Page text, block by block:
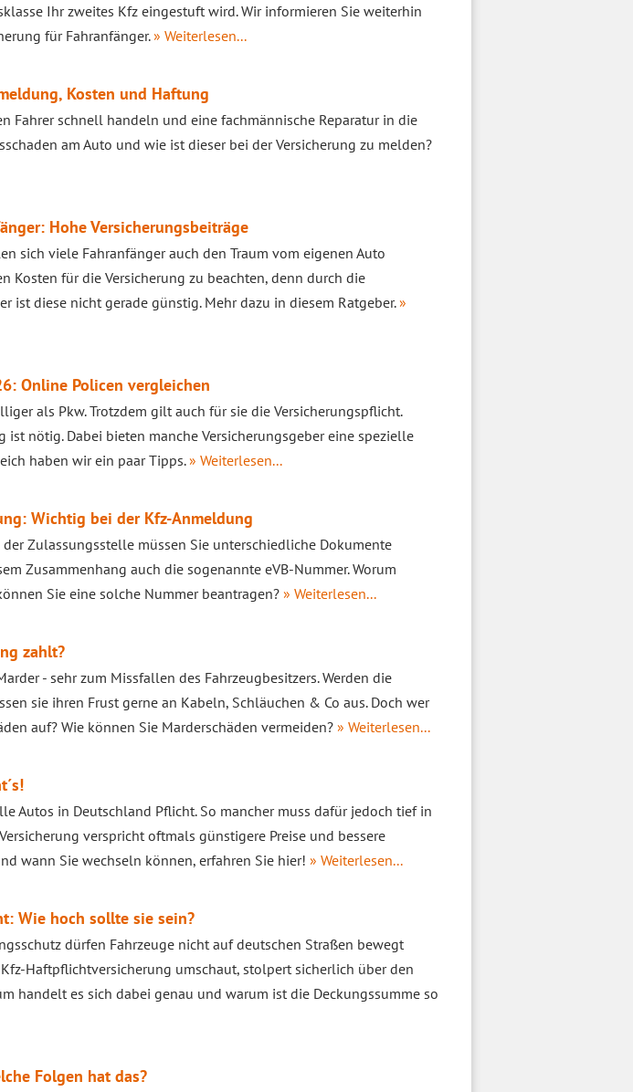
Ihr zweites Kfz eingestuft wird. Wir informieren Sie weiterhin
für Fahranfänger.» Weiterlesen...
Kosten und Haftung
Fahrer schnell handeln und eine fachmännische Reparatur in die
am Auto und wie ist dieser bei der Versicherung zu melden?
Hohe Versicherungsbeiträge
sich viele Fahranfänger auch den Traum vom eigenen Auto
Kosten für die Versicherung zu beachten, denn durch die
ist diese nicht gerade günstig. Mehr dazu in diesem Ratgeber.»
Online Policen vergleichen
als Pkw. Trotzdem gilt auch für sie die Versicherungspflicht.
nötig. Dabei bieten manche Versicherungsgeber eine spezielle
haben wir ein paar Tipps.» Weiterlesen...
Wichtig bei der Kfz-Anmeldung
Zulassungsstelle müssen Sie unterschiedliche Dokumente
Zusammenhang auch die sogenannte eVB-Nummer. Worum
Sie eine solche Nummer beantragen? » Weiterlesen...
zahlt?
- sehr zum Missfallen des Fahrzeugbesitzers. Werden die
sie ihren Frust gerne an Kabeln, Schläuchen & Co aus. Doch wer
auf? Wie können Sie Marderschäden vermeiden? » Weiterlesen...
Autos in Deutschland Pflicht. So mancher muss dafür jedoch tief in
verspricht oftmals günstigere Preise und bessere
wann Sie wechseln können, erfahren Sie hier! » Weiterlesen...
Wie hoch sollte sie sein?
dürfen Fahrzeuge nicht auf deutschen Straßen bewegt
Haftpflichtversicherung umschaut, stolpert sicherlich über den
handelt es sich dabei genau und warum ist die Deckungssumme so
Folgen hat das?